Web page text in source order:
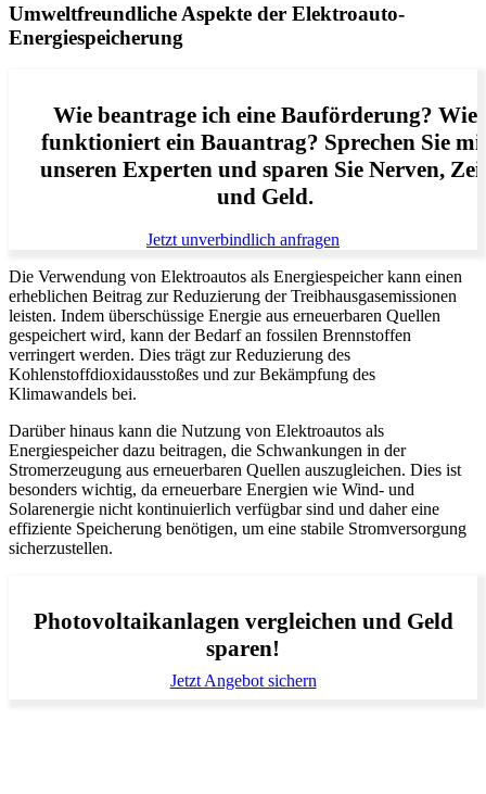
Umweltfreundliche Aspekte der Elektroauto-
Energiespeicherung
Wie beantrage ich eine Bauförderung? Wie
funktioniert ein Bauantrag? Sprechen Sie
unseren Experten und sparen Sie Nerven,
und Geld.
Jetzt unverbindlich anfragen
Die Verwendung von Elektroautos als Energiespeicher kann einen
erheblichen Beitrag zur Reduzierung der Treibhausgasemissionen
leisten. Indem überschüssige Energie aus erneuerbaren Quellen
gespeichert wird, kann der Bedarf an fossilen Brennstoffen
verringert werden. Dies trägt zur Reduzierung des
Kohlenstoffdioxidausstoßes und zur Bekämpfung des
Klimawandels bei.
Darüber hinaus kann die Nutzung von Elektroautos als
Energiespeicher dazu beitragen, die Schwankungen in der
Stromerzeugung aus erneuerbaren Quellen auszugleichen. Dies ist
besonders wichtig, da erneuerbare Energien wie Wind- und
Solarenergie nicht kontinuierlich verfügbar sind und daher eine
effiziente Speicherung benötigen, um eine stabile Stromversorgung
sicherzustellen.
Photovoltaikanlagen vergleichen und Geld
sparen!
Jetzt Angebot sichern